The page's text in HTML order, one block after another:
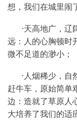
想，我们在城里闹
·天高地广，
远：人的心胸顿时
微不足道的渺小；
·人烟稀少，
赶牛车，原始简单
边：造就了草原人
大培养了我们的适